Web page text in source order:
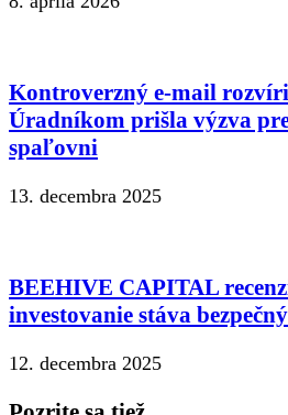
Kontroverzný e-mail
Úradníkom prišla výzva
spaľovni
13. decembra 2025
BEEHIVE CAPITAL
investovanie stáva
12. decembra 2025